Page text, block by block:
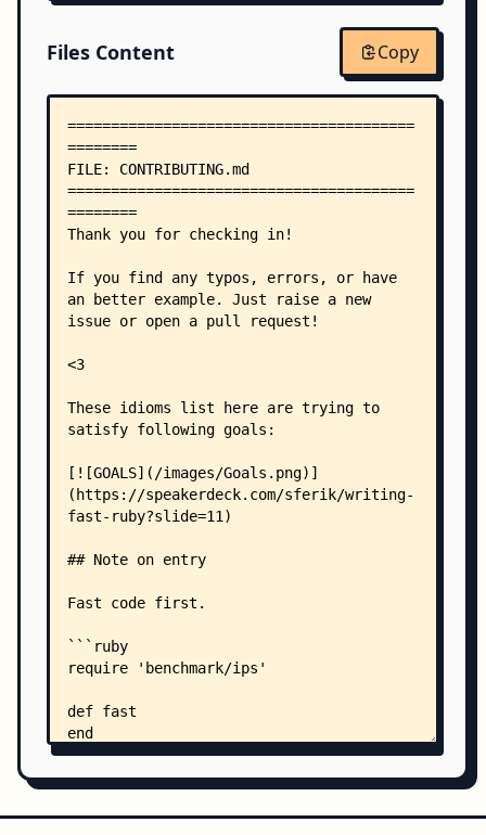
    │   │   ├── insert-vs-unshift.rb
    │   │   ├── length-vs-size-vs-count.rb
    │   │   ├── shuffle-first-vs-sample.rb
│   │   └── sort-reverse-vs-sort_by-with-
    │   ├── date/
    │   │   └── iso8601-vs-parse.rb
    │   ├── enumerable/
    │   │   ├── each-push-vs-map.rb
    │   │   ├── each-vs-for-loop.rb
    │   │   ├── inject-symbol-vs-block.rb
    │   │   ├── map-flatten-vs-flat_map.rb
    │   │   ├── reverse-each-vs-reverse_each.rb
    │   │   ├── select-last-vs-reverse-detect.rb
    │   │   └── sort_by-first-vs-min_by.rb
    │   ├── general/
│   │   ├── attr-accessor-vs-getter-and-
    │   │   ├── begin-rescue-vs-respond-to.rb
    │   │   ├── block-apply-method.rb
    │   │   ├── define_method-vs-module-eval.rb
    │   │   ├── hash-vs-openstruct-on-access.rb
    │   │   ├── inheritance-check.rb
    │   │   ├── loop-vs-while-true.rb
    │   ├── hash/
    │   │   ├── bracket-vs-dup.rb
    │   │   ├── bracket-vs-fetch.rb
    │   │   ├── dig-vs-[]-vs-fetch.rb
    │   │   ├── hash-key-sort_by-vs-sort.rb
Files Content Copy